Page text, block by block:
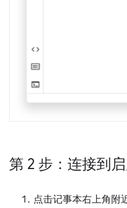
第 2 步：连接到
点击记事本右上角附